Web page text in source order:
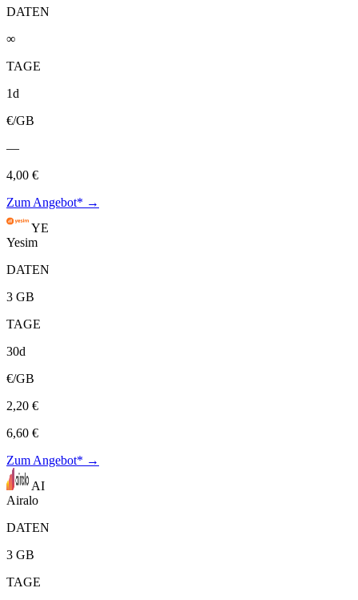
DATEN
∞
TAGE
1d
€/GB
—
4,00 €
Zum Angebot* →
YE
Yesim
DATEN
3 GB
TAGE
30d
€/GB
2,20 €
6,60 €
Zum Angebot* →
AI
Airalo
DATEN
3 GB
TAGE